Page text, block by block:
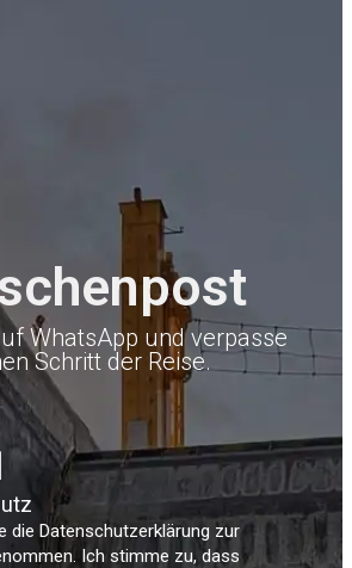
WhatsApp und verpasse
Schritt der Reise.
die Datenschutzerklärung zur
Ich stimme zu, dass